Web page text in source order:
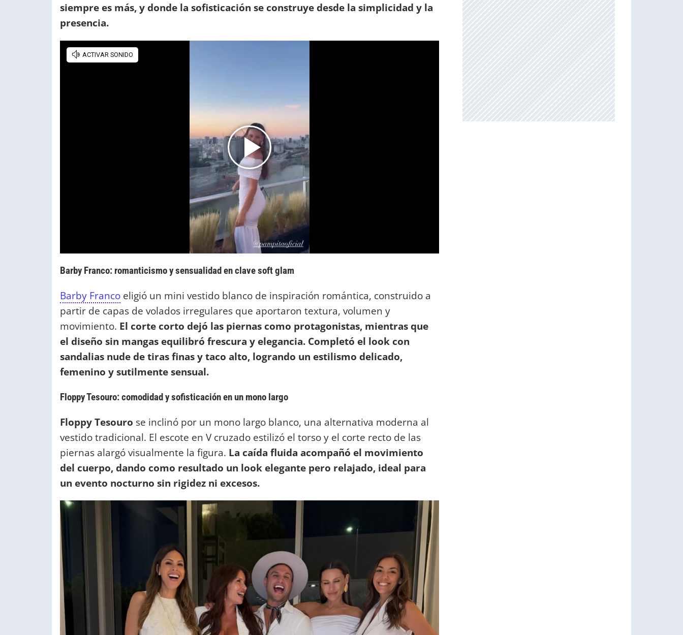
siempre es más, y donde la sofisticación se construye desde la simplicidad y la
presencia.
Barby Franco: romanticismo y sensualidad en clave soft glam
Barby Franco eligió un mini vestido blanco de inspiración romántica, construido a
partir de capas de volados irregulares que aportaron textura, volumen y
movimiento. El corte corto dejó las piernas como protagonistas, mientras que
el diseño sin mangas equilibró frescura y elegancia. Completó el look con
sandalias nude de tiras finas y taco alto, logrando un estilismo delicado,
femenino y sutilmente sensual.
Floppy Tesouro: comodidad y sofisticación en un mono largo
Floppy Tesouro se inclinó por un mono largo blanco, una alternativa moderna al
vestido tradicional. El escote en V cruzado estilizó el torso y el corte recto de las
piernas alargó visualmente la figura. La caída fluida acompañó el movimiento
del cuerpo, dando como resultado un look elegante pero relajado, ideal para
un evento nocturno sin rigidez ni excesos.